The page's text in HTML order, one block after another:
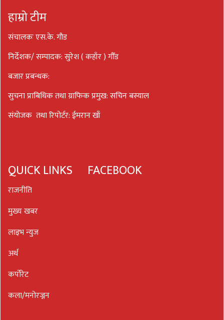
हाम्रो टीम
संचालकः एस.के. गौड
निर्देशक/ सम्पादक: सुरेश ( कहाँर ) गौँड
बजार प्रबन्धक:
सुचना प्राबिधिक तथा ग्राफिक प्रमुख: सचिन बस्याल
संयोजक तथा रिपोर्टर: ईमरान खाँ
QUICK LINKS
राजनीति
मुख्य खबर
लाइभ न्युज
अर्थ
कर्पोरेट
कला/मनोरज्नन
FACEBOOK